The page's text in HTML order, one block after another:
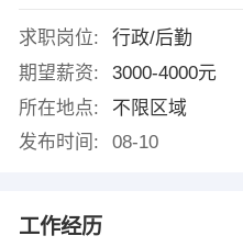
求职岗位:
行政/后勤
期望薪资:
3000-4000元
所在地点:
不限区域
发布时间:
08-10
工作经历